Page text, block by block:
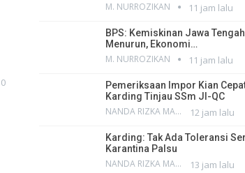
0
M. NURROZIKAN 11 jam lalu
BPS: Kemiskinan Jawa
Menurun, Ekonomi…
M. NURROZIKAN 11 jam lalu
Pemeriksaan Impor Kian
Karding Tinjau SSm JI-QC
NANDA RIZKA MAHENDRA 12 jam lalu
Karding: Tak Ada Toleransi
Karantina Palsu
NANDA RIZKA MAHENDRA 13 jam lalu